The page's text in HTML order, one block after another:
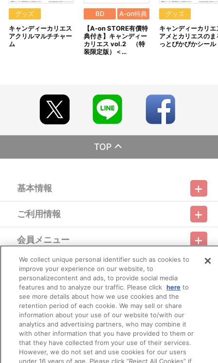
■ご注文・お支払いについて
※ご注文は、１注文につき２個までとなります。
※本商品のご注文はバンダイナムコフィルムワークス公式ショッ
プ『A-on STORE』が承り、発送を行います。
なお、ご注文には、バンダイナムコフィルムワークス公式ショ
ップ『A-on STORE』の会員登録（無料）が必要となります。
[@bnfw.co.jp]のドメイン指定受信の設定をお願いいたします。
(受信許可の設定を行わないとメールが「迷惑メールフォルダ」
に入る場合や届かない場合がございます。)
※決済方法「カード決済」を選択時は、発売月の初旬頃に決済処
理を実施いたします。
発売月の初旬以降は、ご注文日翌日に決済処理を実施いたしま
メールにてご案内させていただきましたお支払期日までに購
入・決済手続きが行われなかった場合は、キャンセル扱いとして手
いかなる理由でも、決済期間の延長は対応できかねます。
なお、発売月の上旬以降は、以下の手順でもご確認いただけま
（１）A-on STOREにアクセスし、ログインします。
（３）対象のご注文番号をクリック。
（４）「配送情報」内「決済方法」の「お支払い手続きはこ
ちら」から確認します。
※決済方法「WEB・スマホ決済」を選択時は、即時決済処理を実
施いたします。
注文受付後の決済方法変更はできませんので、あらかじめご了
承ください。
※お客様都合による決済後のキャンセルはできかねます。
※以下のご注文は、キャンセルさせていただく場合がございま
（１）転売、再販売または営利目的の恐れがある注文と判断
した場合
グッズ
キャンディーカリエス
アクリルマルチチャー
ム
BD
A-on特典
【A-on STORE有償特
典付き】キャンディー
カリエス vol.2 （特
装限定版）＜…
グッズ
キャンディーカリエ
アメとカリエスのま
っとぴかぴかシール
TOP
基本情報
利用規約 特定商取引法に基づく表示
プライバシーオプション 会社概要
ご利用情報
ご利用ガイド サイトマップ
Do Not Sell or Share My Personal Information
会員メニュー
ログイン 会員規約 新規会員登録
その他のご案内
バンダイナムコフィルムワークス
We collect unique personal identifier such as cookies to
improve your experience on our website, to
personalizecontent and ads, to provide social media
features and to analyze our traffic. Please click hereto
see more details about how we use cookies and the
retention period of each cookie. We may sell or share
information about your use of our website to/with our
analytics and advertising partners, who may combine it
with other information that you have provided to them or
that they have collected from your use of their services.
However, we do not set and use cookies for our users
under 16 years of age. Please click “Reject All Cookies” if